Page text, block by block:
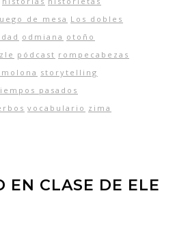
de mesa Los dobles
odmiana otoño
pódcast rompecabezas
storytelling
pasados
vocabulario zima
EN CLASE DE ELE